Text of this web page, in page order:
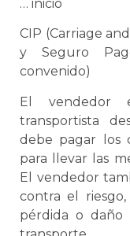
… inicio
CIP (Carriage
y Seguro
convenido)
El vendedor
transportista
debe pagar los
para llevar las
El vendedor
contra el
pérdida o daño